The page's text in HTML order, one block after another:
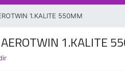
1.KALITE 550MM
1.KALITE